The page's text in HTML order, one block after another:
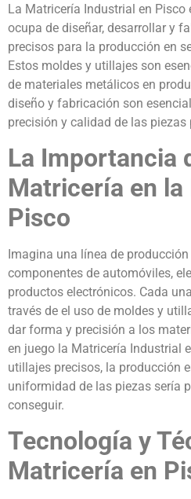
La Matricería Industrial en Pisco
ocupa de diseñar, desarrollar y
precisos para la producción en
Estos moldes y utillajes son
de materiales metálicos en
diseño y fabricación son
precisión y calidad de las piezas
La Importancia
Matricería en
Pisco
Imagina una línea de
componentes de automóviles,
productos electrónicos. Cada
través de el uso de moldes y
dar forma y precisión a los
en juego la Matricería Industrial
utillajes precisos, la producción
uniformidad de las piezas sería
conseguir.
Tecnología y
Matricería en